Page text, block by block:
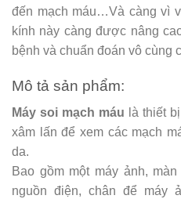
đến mạch máu…Và càng vì
kính này càng được nâng
bệnh và chuẩn đoán vô cùng
Mô tả sản phẩm:
Máy soi mạch máu là thiết
xâm lấn để xem các mạch
da.
Bao gồm một máy ảnh,
nguồn điện, chân để máy